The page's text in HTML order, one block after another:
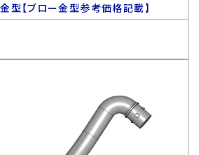
【ブロー金型参考価格記載】